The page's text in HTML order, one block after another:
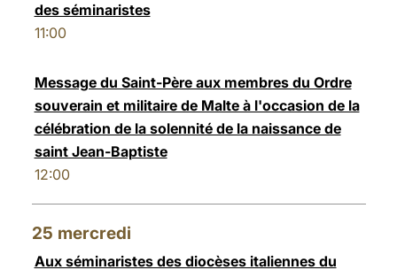
des séminaristes
11:00
Message du Saint-Père aux membres du Ordre
souverain et militaire de Malte à l'occasion de la
célébration de la solennité de la naissance de
saint Jean-Baptiste
12:00
25 mercredi
Aux séminaristes des diocèses italiennes du